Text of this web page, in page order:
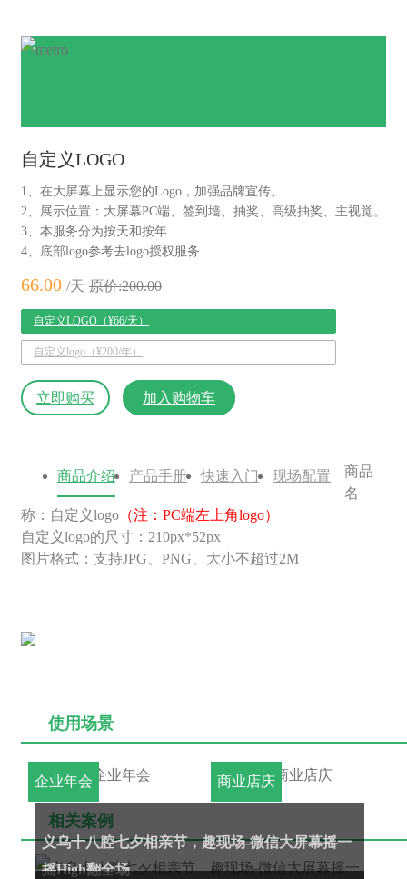
自定义LOGO
1、在大屏幕上显示您的Logo，加强品牌宣传。
2、展示位置：大屏幕PC端、签到墙、抽奖、高级抽奖、主视觉。
3、本服务分为按天和按年
4、底部logo参考去logo授权服务
66.00 /天 原价:200.00
自定义LOGO（¥66/天）
自定义logo（¥200/年）
立即购买 加入购物车
商品介绍 产品手册 快速入门 现场配置
商品
名
称：自定义logo （注：PC端左上角logo）
自定义logo的尺寸：210px*52px
图片格式：支持JPG、PNG、大小不超过2M
使用场景
企业年会 商业店庆
相关案例
义乌十八腔七夕相亲节，趣现场-微信大屏幕摇一
摇High翻全场